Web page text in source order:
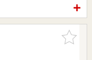
お気に入
りに追加